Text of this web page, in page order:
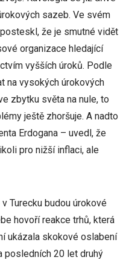
sazeb. Ve svém
že je smutné vidět
organizace hledající
vyšších úroků. Podle
na vysokých úrokových
zbytku světa na nule, to
ještě zhoršuje. A nadto
Erdogana – uvedl, že
pro nižší inflaci, ale
Turecku budou úrokové
hovoří reakce trhů, která
ukázala skokové oslabení
posledních 20 let druhý